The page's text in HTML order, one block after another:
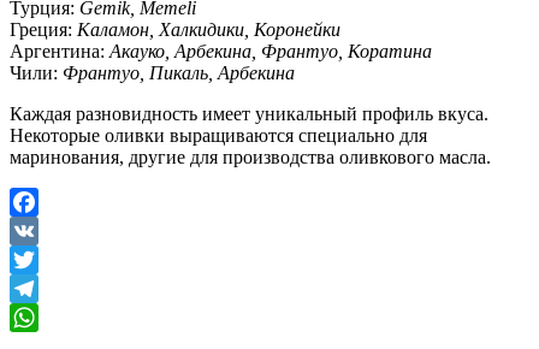
Турция: Gemik, Memeli
Греция: Каламон, Халкидики, Коронейки
Аргентина: Акауко, Арбекина, Франтуо, Коратина
Чили: Франтуо, Пикаль, Арбекина
Каждая разновидность имеет уникальный профиль вкуса.
Некоторые оливки выращиваются специально для
маринования, другие для производства оливкового масла.
Facebook
VK
Twitter
Telegram